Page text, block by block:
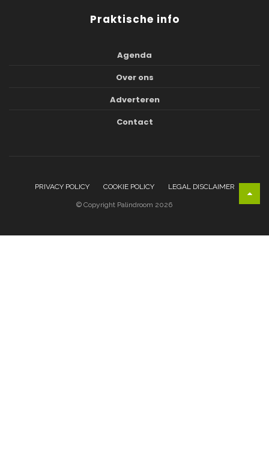
Praktische info
Agenda
Over ons
Adverteren
Contact
PRIVACY POLICY COOKIE POLICY LEGAL DISCLAIMER
© Copyright Palindroom 2026